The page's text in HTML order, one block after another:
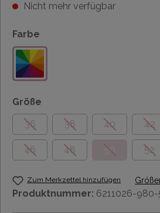
Nicht mehr verfügbar
Farbe
Größe
36
38 40 42
46 48 50 52
Zum Merkzettel hinzufügen
Produktnummer: 6211026-980-